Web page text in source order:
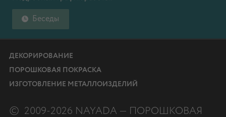
Беседы
ДЕКОРИРОВАНИЕ
ПОРОШКОВАЯ ПОКРАСКА
ИЗГОТОВЛЕНИЕ МЕТАЛЛОИЗДЕЛИЙ
© 2009-2026 NAYADA — ПОРОШКОВАЯ